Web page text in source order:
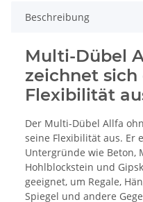
Beschreibung
Multi-Dübel
zeichnet sich
Flexibilität
Der Multi-Dübel Allfa
seine Flexibilität aus. Er
Untergründe wie Beton,
Hohlblockstein und
geeignet, um Regale,
Spiegel und andere